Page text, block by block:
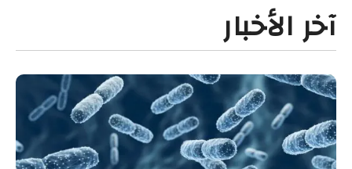
آخر الأخبار